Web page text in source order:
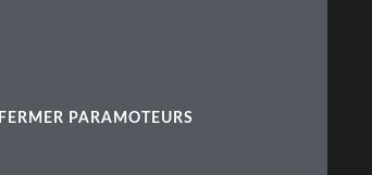
FERMER PARAMOTEURS